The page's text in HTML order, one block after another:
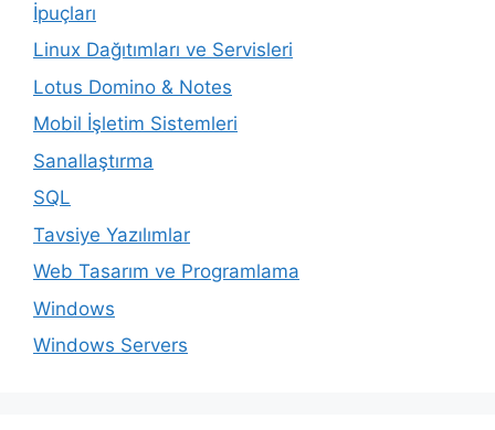
İpuçları
Linux Dağıtımları ve Servisleri
Lotus Domino & Notes
Mobil İşletim Sistemleri
Sanallaştırma
SQL
Tavsiye Yazılımlar
Web Tasarım ve Programlama
Windows
Windows Servers